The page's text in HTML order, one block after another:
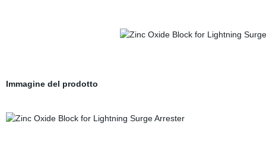
Immagine del prodotto